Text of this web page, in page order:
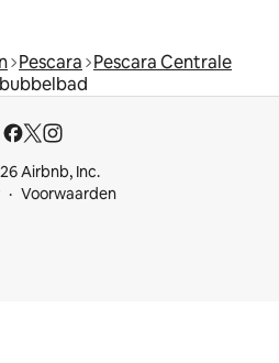
Pescara Pescara Centrale
Airbnb, Inc.
Voorwaarden